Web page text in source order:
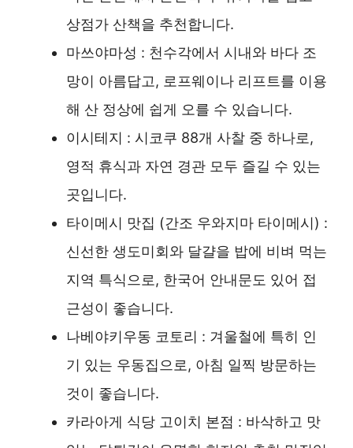
상점가 산책을 추천합니다.
마쓰야마성 : 천수각에서 시내와 바다 조
망이 아름답고, 로프웨이나 리프트를 이용
해 산 정상에 쉽게 오를 수 있습니다.
이시테지 : 시코쿠 88개 사찰 중 하나로,
영적 휴식과 자연 경관 모두 즐길 수 있는
곳입니다.
타이메시 맛집 (간조 우와지마 타이메시) :
신선한 생도미회와 달걀을 밥에 비벼 먹는
지역 특식으로, 한국어 안내문도 있어 접
근성이 좋습니다.
나베야키우동 코토리 : 겨울철에 특히 인
기 있는 우동집으로, 아침 일찍 방문하는
것이 좋습니다.
카라아게 식당 고이치 본점 : 바삭하고 맛